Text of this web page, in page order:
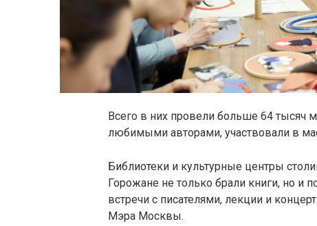
Всего в них провели больше 64 тысяч
любимыми авторами, участвовали в
Библиотеки и культурные центры
Горожане не только брали книги, но и
встречи с писателями, лекции и
Мэра Москвы.